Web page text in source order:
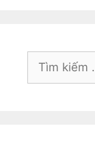
Tìm
kiếm